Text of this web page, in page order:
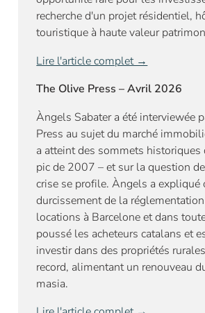
recherche d'un projet résidentiel,
touristique à haute valeur
Lire l'article complet →
The Olive Press – Avril 2026
Àngels Sabater a été interviewée
Press au sujet du marché
a atteint des sommets historiques
pic de 2007 – et sur la question
crise se profile. Àngels a expliqué
durcissement de la
locations à Barcelone et dans
poussé les acheteurs catalans et
investir dans des propriétés
record, alimentant un renouveau
masia.